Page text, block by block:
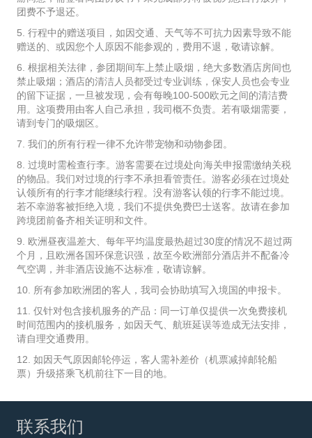
团费不予退还。
5. 行程中的赠送项目，如因交通、天气等不可抗力因素导致不能
赠送的、或因您个人原因不能参观的，费用不退，敬请谅解。
6. 根据相关法律，参团期间车上禁止吸烟，绝大多数酒店房间也
禁止吸烟；酒店的清洁人员都受过专业训练，保安人员也会专业
的留下证据，一旦被发现，会有每晚100-500欧元之间的清洁费
用。这项费用由客人自己承担，我司概不负责。若有吸烟需要，
请到专门的吸烟区。
7. 我们的所有行程一律不允许带宠物和动物参团。
8. 过境时需检查行李。游客需要在过境处向海关申报需缴纳关税
的物品。我们对过境的行李不承担看管责任。游客必须在过境处
认领所有的行李才能继续行程。没有游客认领的行李不能过境。
若不幸游客被拒绝入境，我们不提供免费巴士送客。故请在参加
跨境团前备齐相关证明和文件。
9. 欧洲昼夜温差大、每年平均温度最热超过30度的情况不超过两
个月，且欧洲各国环保意识强，故至今欧洲部分酒店并不配备冷
气空调，并非酒店设施不达标准，敬请谅解。
10. 所有参加欧洲团的客人，我司会协助填写入境国的申报卡。
11. 仅针对包含接机服务的产品：同一订单仅提供一次免费接机
时间范围内的接机服务，如因天气、航班延误等造成无法安排，
请自理交通费用。
12. 如因天气原因邮轮停运，客人需补差价（机票减掉邮轮船
票）升级搭乘飞机前往下一目的地。
联系我们